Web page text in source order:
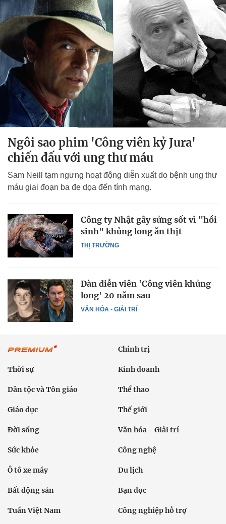
Ngôi sao phim 'Công viên kỷ Jura'
chiến đấu với ung thư máu
Sam Neill tạm ngưng hoạt động diễn xuất do bệnh ung thư
máu giai đoạn ba đe dọa đến tính mạng.
THỊ TRƯỜNG
Công ty Nhật gây sửng sốt vì "hồi
sinh" khủng long ăn thịt
VĂN HÓA - GIẢI TRÍ
Dàn diễn viên 'Công viên khủng
long' 20 năm sau
Chính trị
Thời sự Kinh doanh
Dân tộc và Tôn giáo Thể thao
Giáo dục Thế giới
Đời sống Văn hóa - Giải trí
Sức khỏe Công nghệ
Ô tô xe máy Du lịch
Bất động sản Bạn đọc
Tuần Việt Nam Công nghiệp hỗ trợ